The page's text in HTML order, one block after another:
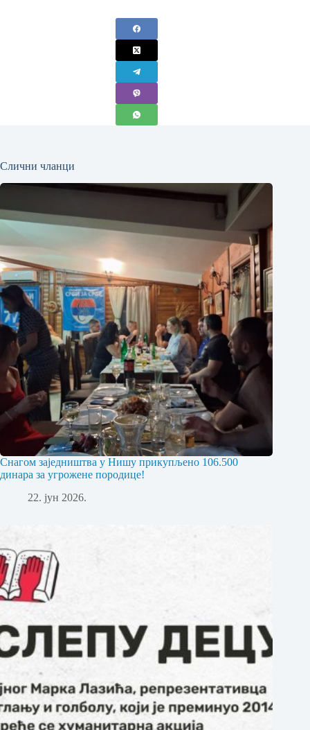
Слични чланци
Снагом заједништва у Нишу прикупљено 106.500
динара за угрожене породице!
22. јун 2026.